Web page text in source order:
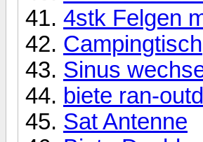
4stk Felgen
Campingtisch
Sinus
biete ran-
Sat Antenne